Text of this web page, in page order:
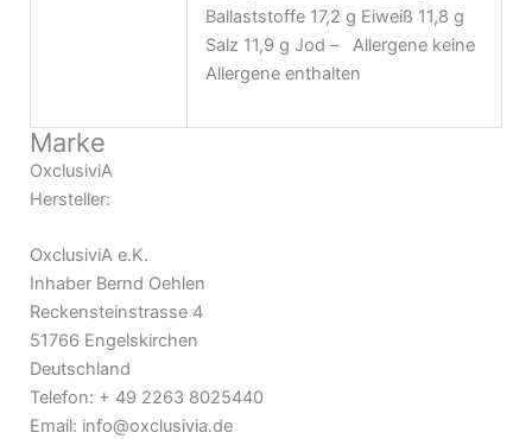
Ballaststoffe 17,2 g Eiweiß 11,8 g
Salz 11,9 g Jod – Allergene keine
Allergene enthalten
Marke
OxclusiviA
Hersteller:
OxclusiviA e.K.
Inhaber Bernd Oehlen
Reckensteinstrasse 4
51766 Engelskirchen
Deutschland
Telefon: + 49 2263 8025440
Email: info@oxclusivia.de